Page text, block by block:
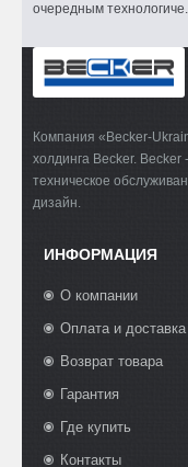
очередным
Компания «Becker-
холдинга Becker. Becker
техническое
дизайн.
ИНФОРМАЦИЯ
О компании
Оплата и доставка
Возврат товара
Гарантия
Где купить
Контакты